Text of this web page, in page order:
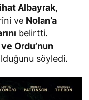
Albayrak,
ve Nolan’a
belirtti.
Ordu’nun
söyledi.